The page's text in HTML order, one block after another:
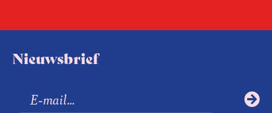
Nieuwsbrief